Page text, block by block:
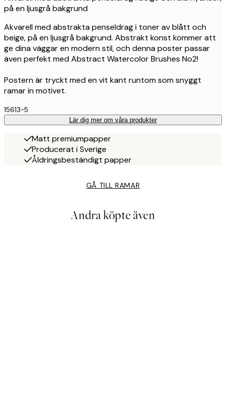
på en ljusgrå bakgrund
Akvarell med abstrakta penseldrag i toner av blått och
beige, på en ljusgrå bakgrund. Abstrakt konst kommer att
ge dina väggar en modern stil, och denna poster passar
även perfekt med Abstract Watercolor Brushes No2!
Postern är tryckt med en vit kant runtom som snyggt
ramar in motivet.
15613-5
Lär dig mer om våra produkter
Matt premiumpapper
Producerat i Sverige
Åldringsbeständigt papper
GÅ TILL RAMAR
Andra köpte även